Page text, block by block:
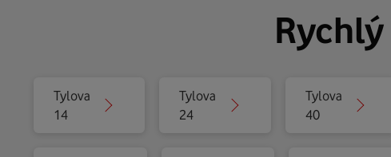
Rychlý
Tylova
14
Tylova
24
Tylova
40